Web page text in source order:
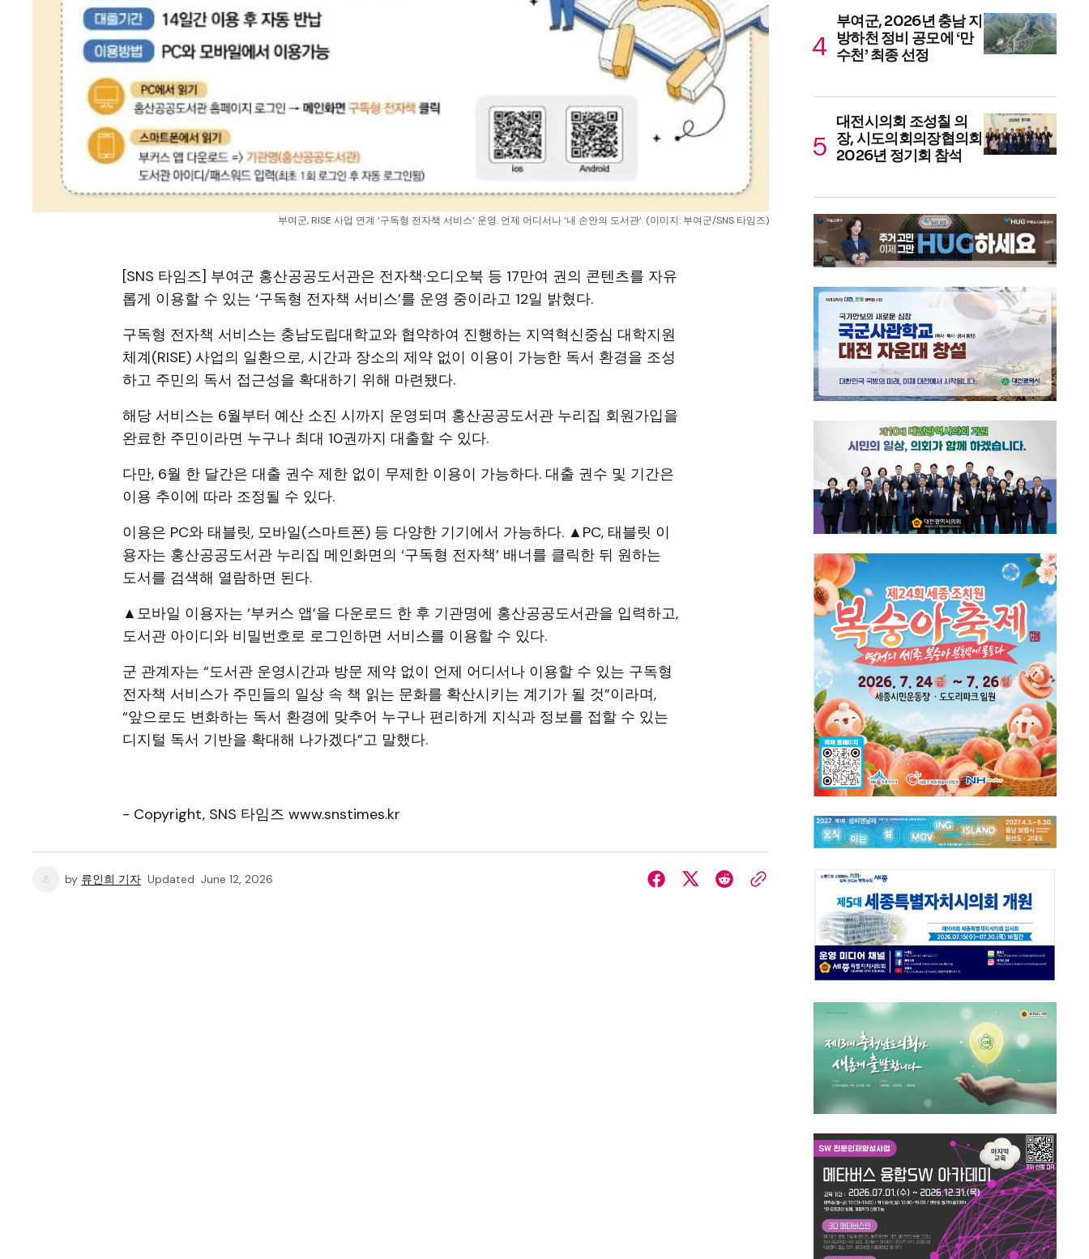
부여군, RISE 사업 연계 ‘구독형 전자책 서비스’ 운영. 언제 어디서나 ‘내 손안의 도서관’. (이미지: 부여군/SNS 타임즈)
[SNS 타임즈] 부여군 홍산공공도서관은 전자책·오디오북 등 17만여 권의 콘텐츠를 자유
롭게 이용할 수 있는 ‘구독형 전자책 서비스’를 운영 중이라고 12일 밝혔다.
구독형 전자책 서비스는 충남도립대학교와 협약하여 진행하는 지역혁신중심 대학지원
체계(RISE) 사업의 일환으로, 시간과 장소의 제약 없이 이용이 가능한 독서 환경을 조성
하고 주민의 독서 접근성을 확대하기 위해 마련됐다.
해당 서비스는 6월부터 예산 소진 시까지 운영되며 홍산공공도서관 누리집 회원가입을
완료한 주민이라면 누구나 최대 10권까지 대출할 수 있다.
다만, 6월 한 달간은 대출 권수 제한 없이 무제한 이용이 가능하다. 대출 권수 및 기간은
이용 추이에 따라 조정될 수 있다.
이용은 PC와 태블릿, 모바일(스마트폰) 등 다양한 기기에서 가능하다. ▲PC, 태블릿 이
용자는 홍산공공도서관 누리집 메인화면의 ‘구독형 전자책’ 배너를 클릭한 뒤 원하는
도서를 검색해 열람하면 된다.
▲모바일 이용자는 ‘부커스 앱’을 다운로드 한 후 기관명에 홍산공공도서관을 입력하고,
도서관 아이디와 비밀번호로 로그인하면 서비스를 이용할 수 있다.
군 관계자는 “도서관 운영시간과 방문 제약 없이 언제 어디서나 이용할 수 있는 구독형
전자책 서비스가 주민들의 일상 속 책 읽는 문화를 확산시키는 계기가 될 것”이라며,
“앞으로도 변화하는 독서 환경에 맞추어 누구나 편리하게 지식과 정보를 접할 수 있는
디지털 독서 기반을 확대해 나가겠다”고 말했다.
- Copyright, SNS 타임즈 www.snstimes.kr
by 류인희 기자 Updated June 12, 2026
부여군, 2026년 충남 지
방하천 정비 공모에 ‘만
수천’ 최종 선정
대전시의회 조성칠 의
장, 시도의회의장협의회
2026년 정기회 참석